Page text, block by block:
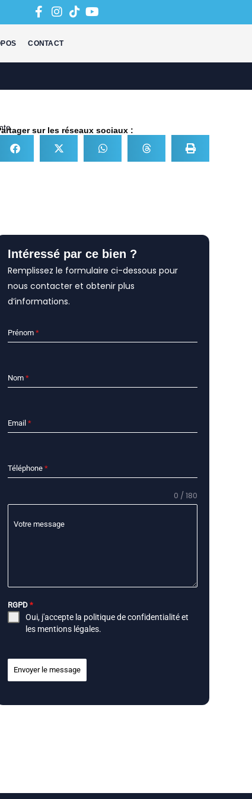
CONTACT
sur les réseaux sociaux :
Intéressé par ce bien ?
Remplissez le formulaire ci-dessous pour
nous contacter et obtenir plus
d’informations.
Prénom *
Nom *
Email *
Téléphone *
Votre message
0 / 180
RGPD *
Oui, j'accepte la politique de confidentialitéet
les mentions légales.
Envoyer le message